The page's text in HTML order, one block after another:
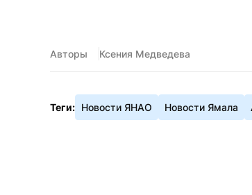
Авторы Ксения Медведева
Теги: Новости ЯНАО Новости Ямала